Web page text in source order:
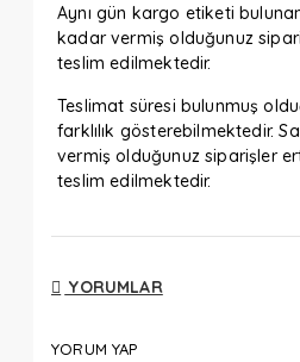
Aynı gün kargo etiketi
kadar vermiş olduğunuz
teslim edilmektedir.
Teslimat süresi bulunmuş
farklılık gösterebilmektedir.
vermiş olduğunuz siparişler
teslim edilmektedir.
YORUMLAR
YORUM YAP